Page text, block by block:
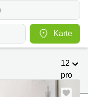
Karte
12
pro
Seite